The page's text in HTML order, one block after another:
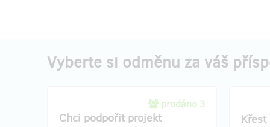
Vyberte si odměnu za váš
prodáno 3
Chci podpořit projekt